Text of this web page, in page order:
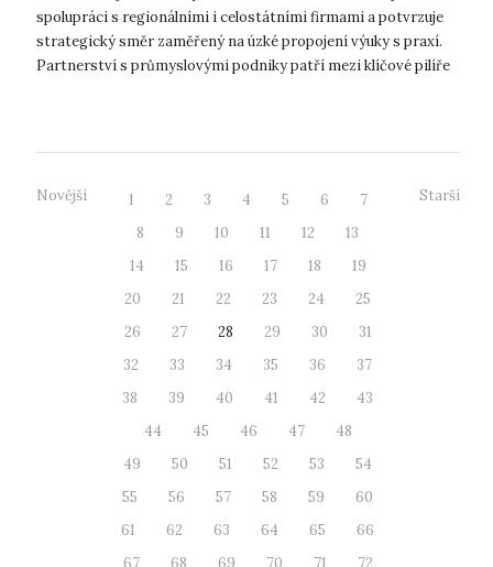
praxí
spolupráci s regionálními i celostátními firmami a potvrzuje
strategický směr zaměřený na úzké propojení výuky s praxí.
Partnerství s průmyslovými podniky patří mezi klíčové pilíře
Novější 1 2 3 4 5 6
7
8
9 10 11 12
13
14
15 16 17 18
19
20
21 22 23 24
25
26
27 28 29 30
31
32
33 34 35 36
37
38
39 40 41 42
43
44
45 46 47
48
49
50 51 52 53
54
55
56 57 58 59
60
61
62 63 64 65
66
67
68 69 70 71
72
Starší